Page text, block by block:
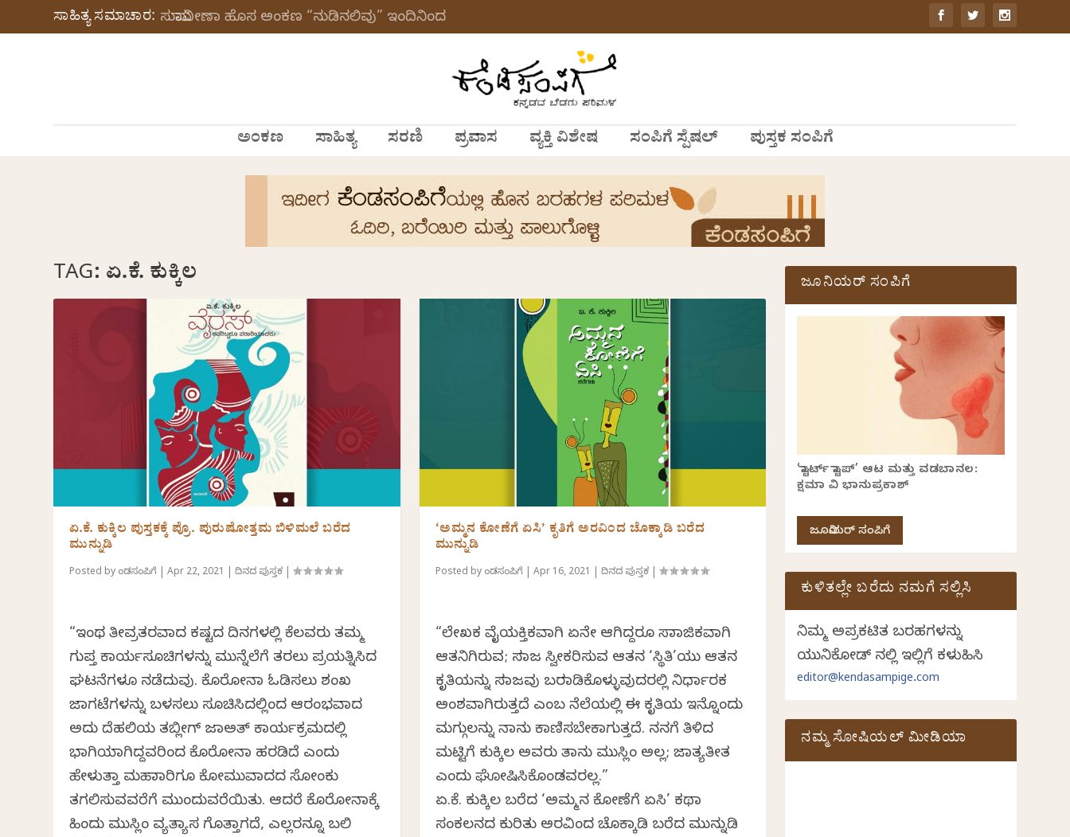
ಸಾಹಿತ್ಯ ಸಮಾಚಾರ: ಸುಮಾವೀಣಾ ಹೊಸ ಅಂಕಣ “ನುಡಿನಲಿವು” ಇಂದಿನಿಂದ
ಅಂಕಣ ಸಾಹಿತ್ಯ ಸರಣಿ ಪ್ರವಾಸ ವ್ಯಕ್ತಿ ವಿಶೇಷ ಸಂಪಿಗೆ ಸ್ಪೆಷಲ್ ಪುಸ್ತಕ ಸಂಪಿಗೆ
TAG: ಏ.ಕೆ. ಕುಕ್ಕಿಲ
ಏ.ಕೆ. ಕುಕ್ಕಿಲ ಪುಸ್ತಕಕ್ಕೆ ಪ್ರೊ. ಪುರುಷೋತ್ತಮ ಬಿಳಿಮಲೆ ಬರೆದ
ಮುನ್ನುಡಿ
Posted by ಕೆಂಡಸಂಪಿಗೆ |Apr 22, 2021 |ದಿನದ ಪುಸ್ತಕ |
“ಇಂಥ ತೀವ್ರತರವಾದ ಕಷ್ಟದ ದಿನಗಳಲ್ಲಿ ಕೆಲವರು ತಮ್ಮ
ಗುಪ್ತ ಕಾರ್ಯಸೂಚಿಗಳನ್ನು ಮುನ್ನೆಲೆಗೆ ತರಲು ಪ್ರಯತ್ನಿಸಿದ
ಘಟನೆಗಳೂ ನಡೆದುವು. ಕೊರೋನಾ ಓಡಿಸಲು ಶಂಖ
ಜಾಗಟೆಗಳನ್ನು ಬಳಸಲು ಸೂಚಿಸಿದಲ್ಲಿಂದ ಆರಂಭವಾದ
ಅದು ದೆಹಲಿಯ ತಬ್ಲೀಗ್ ಜಮಾಅತ್ ಕಾರ್ಯಕ್ರಮದಲ್ಲಿ
ಭಾಗಿಯಾಗಿದ್ದವರಿಂದ ಕೊರೋನಾ ಹರಡಿದೆ ಎಂದು
ಹೇಳುತ್ತಾ ಮಹಾಮಾರಿಗೂ ಕೋಮುವಾದದ ಸೋಂಕು
ತಗಲಿಸುವವರೆಗೆ ಮುಂದುವರೆಯಿತು. ಆದರೆ ಕೊರೋನಾಕ್ಕೆ
ಹಿಂದು ಮುಸ್ಲಿಂ ವ್ಯತ್ಯಾಸ ಗೊತ್ತಾಗದೆ, ಎಲ್ಲರನ್ನೂ ಬಲಿ
‘ಅಮ್ಮನ ಕೋಣೆಗೆ ಏಸಿ’ ಕೃತಿಗೆ ಅರವಿಂದ ಚೊಕ್ಕಾಡಿ ಬರೆದ
ಮುನ್ನುಡಿ
Posted by ಕೆಂಡಸಂಪಿಗೆ Apr 16, 2021 ದಿನದ ಪುಸ್ತಕ|
“ಲೇಖಕ ವೈಯಕ್ತಿಕವಾಗಿ ಏನೇ ಆಗಿದ್ದರೂ ಸಾಮಾಜಿಕವಾಗಿ
ಆತನಿಗಿರುವ; ಸಮಾಜ ಸ್ವೀಕರಿಸುವ ಆತನ ‘ಸ್ಥಿತಿ’ಯು ಆತನ
ಕೃತಿಯನ್ನು ಸಮಾಜವು ಬರಮಾಡಿಕೊಳ್ಳುವುದರಲ್ಲಿ ನಿರ್ಧಾರಕ
ಅಂಶವಾಗಿರುತ್ತದೆ ಎಂಬ ನೆಲೆಯಲ್ಲಿ ಈ ಕೃತಿಯ ಇನ್ನೊಂದು
ಮಗ್ಗುಲನ್ನು ನಾನು ಕಾಣಿಸಬೇಕಾಗುತ್ತದೆ. ನನಗೆ ತಿಳಿದ
ಮಟ್ಟಿಗೆ ಕುಕ್ಕಿಲ ಅವರು ತಾನು ಮುಸ್ಲಿಂ ಅಲ್ಲ; ಜಾತ್ಯತೀತ
ಎಂದು ಘೋಷಿಸಿಕೊಂಡವರಲ್ಲ.”
ಏ.ಕೆ. ಕುಕ್ಕಿಲ ಬರೆದ ‘ಅಮ್ಮನ ಕೋಣೆಗೆ ಏಸಿ’ ಕಥಾ
ಸಂಕಲನದ ಕುರಿತು ಅರವಿಂದ ಚೊಕ್ಕಾಡಿ ಬರೆದ ಮುನ್ನುಡಿ
ಜೂನಿಯರ್ ಸಂಪಿಗೆ
‘ಸ್ಟಾರ್ಟ್ ಸ್ಟಾಪ್’ ಆಟ ಮತ್ತು ವಡಬಾನಲ:
ಕ್ಷಮಾ ವಿ ಭಾನುಪ್ರಕಾಶ್
ಜೂನಿಯರ್ ಸಂಪಿಗೆ
ಕುಳಿತಲ್ಲೇ ಬರೆದು ನಮಗೆ ಸಲ್ಲಿಸಿ
ನಿಮ್ಮ ಅಪ್ರಕಟಿತ ಬರಹಗಳನ್ನು
ಯುನಿಕೋಡ್ ನಲ್ಲಿ ಇಲ್ಲಿಗೆ ಕಳುಹಿಸಿ
editor@kendasampige.com
ನಮ್ಮ ಸೋಷಿಯಲ್‌ ಮೀಡಿಯಾ